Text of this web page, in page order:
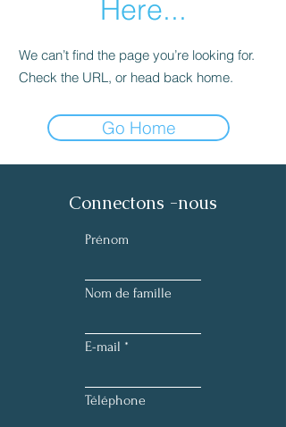
Here...
We can’t find the page you’re looking for.
Check the URL, or head back home.
Go Home
Connectons -nous
Prénom
Nom de famille
E-mail
Téléphone